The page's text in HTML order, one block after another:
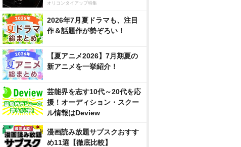
オリコンタイアップ特集
2026年7月夏ドラマも、注目
作＆話題作が勢ぞろい！
【夏アニメ2026】7月期夏の
新アニメを一挙紹介！
芸能界を志す10代～20代を応
援！オーディション・スクー
ル情報はDeview
漫画読み放題サブスクおすす
め11選【徹底比較】